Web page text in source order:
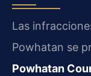
Las
Powhatan se
Powhatan